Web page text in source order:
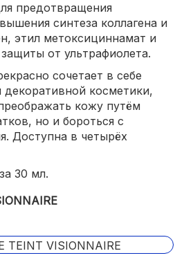
предотвращения
синтеза коллагена и
этил метоксициннамат и
от ультрафиолета.
сочетает в себе
косметики,
кожу путём
но и бороться с
Доступна в четырёх
30 мл.